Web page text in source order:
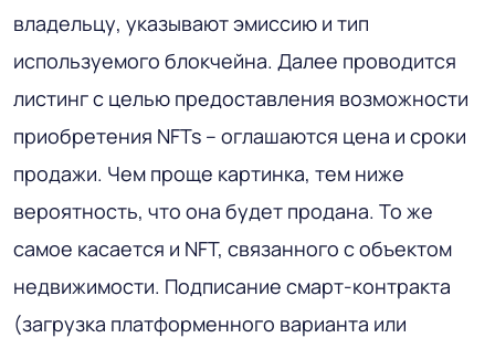
владельцу, указывают эмиссию и тип
используемого блокчейна. Далее проводится
листинг с целью предоставления возможности
приобретения NFTs – оглашаются цена и сроки
продажи. Чем проще картинка, тем ниже
вероятность, что она будет продана. То же
самое касается и NFT, связанного с объектом
недвижимости. Подписание смарт-контракта
(загрузка платформенного варианта или